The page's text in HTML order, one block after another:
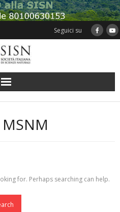
Seguici su
MSNM
for. Perhaps searching can help.